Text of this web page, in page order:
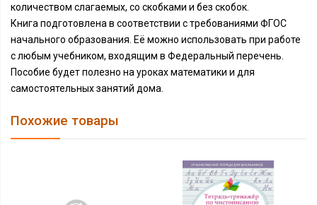
количеством слагаемых, со скобками и без скобок.
Книга подготовлена в соответствии с требованиями ФГОС
начального образования. Её можно использовать при работе
с любым учебником, входящим в Федеральный перечень.
Пособие будет полезно на уроках математики и для
самостоятельных занятий дома.
Похожие товары